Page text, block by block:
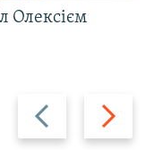
Назад Вперед
Олексієм